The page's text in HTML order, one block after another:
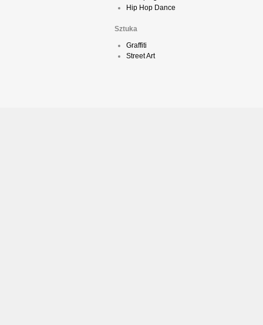
Hip Hop Dance
Sztuka
Graffiti
Street Art